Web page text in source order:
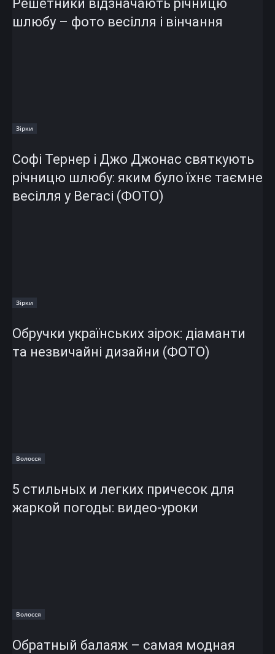
Решетники відзначають річницю
шлюбу – фото весілля і вінчання
Зірки
Софі Тернер і Джо Джонас святкують
річницю шлюбу: яким було їхнє таємне
весілля у Вегасі (ФОТО)
Зірки
Обручки українських зірок: діаманти
та незвичайні дизайни (ФОТО)
Волосся
5 стильных и легких причесок для
жаркой погоды: видео-уроки
Волосся
Обратный балаяж – самая модная